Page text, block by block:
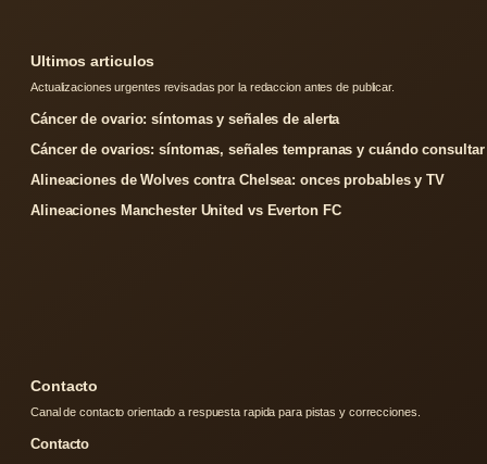
Ultimos articulos
Actualizaciones urgentes revisadas por la redaccion antes de publicar.
Cáncer de ovario: síntomas y señales de alerta
Cáncer de ovarios: síntomas, señales tempranas y cuándo consultar
Alineaciones de Wolves contra Chelsea: onces probables y TV
Alineaciones Manchester United vs Everton FC
Contacto
Canal de contacto orientado a respuesta rapida para pistas y correcciones.
Contacto